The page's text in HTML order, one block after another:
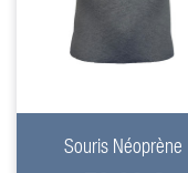
+
Souris Néoprène